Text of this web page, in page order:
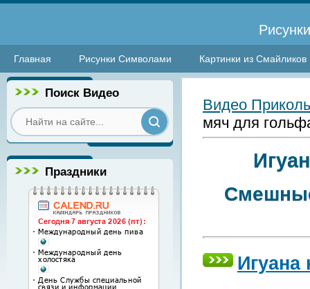
Главная Рисунки Символами Картинки из Смайликов
Поиск Видео
Праздники
Видео
мяч для
Игуана